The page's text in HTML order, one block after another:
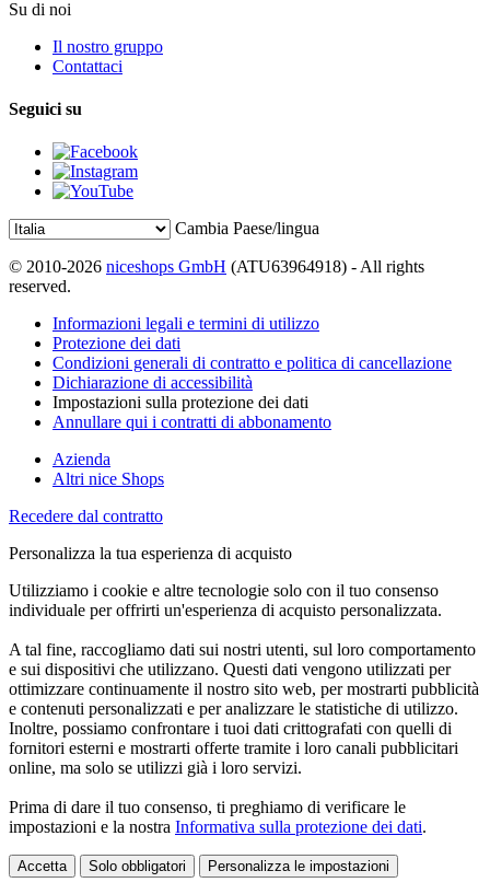
Su di noi
Il nostro gruppo
Contattaci
Seguici su
Cambia Paese/lingua
© 2010-2026 niceshops GmbH (ATU63964918) - All rights
reserved.
Informazioni legali e termini di utilizzo
Protezione dei dati
Condizioni generali di contratto e politica di cancellazione
Dichiarazione di accessibilità
Impostazioni sulla protezione dei dati
Annullare qui i contratti di abbonamento
Azienda
Altri nice Shops
Recedere dal contratto
Personalizza la tua esperienza di acquisto
Utilizziamo i cookie e altre tecnologie solo con il tuo consenso
individuale per offrirti un'esperienza di acquisto personalizzata.
A tal fine, raccogliamo dati sui nostri utenti, sul loro comportamento
e sui dispositivi che utilizzano. Questi dati vengono utilizzati per
ottimizzare continuamente il nostro sito web, per mostrarti pubblicità
e contenuti personalizzati e per analizzare le statistiche di utilizzo.
Inoltre, possiamo confrontare i tuoi dati crittografati con quelli di
fornitori esterni e mostrarti offerte tramite i loro canali pubblicitari
online, ma solo se utilizzi già i loro servizi.
Prima di dare il tuo consenso, ti preghiamo di verificare le
impostazioni e la nostra Informativa sulla protezione dei dati.
Accetta Solo obbligatori Personalizza le impostazioni